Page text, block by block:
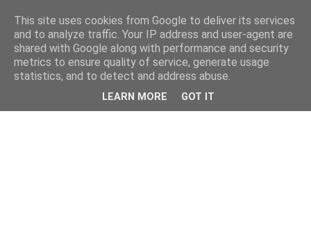
This site uses cookies from Google to deliver its services
and to analyze traffic. Your IP address and user-agent are
shared with Google along with performance and security
metrics to ensure quality of service, generate usage
statistics, and to detect and address abuse.
LEARN MORE GOT IT